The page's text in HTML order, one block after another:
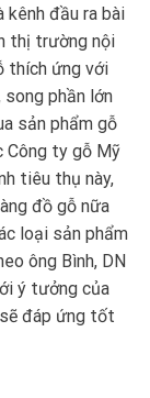
đầu ra bài
thị trường nội
thích ứng với
phần lớn
sản phẩm gỗ
Công ty gỗ Mỹ
tiêu thụ này,
đồ gỗ nữa
loại sản phẩm
ông Bình, DN
ý tưởng của
đáp ứng tốt